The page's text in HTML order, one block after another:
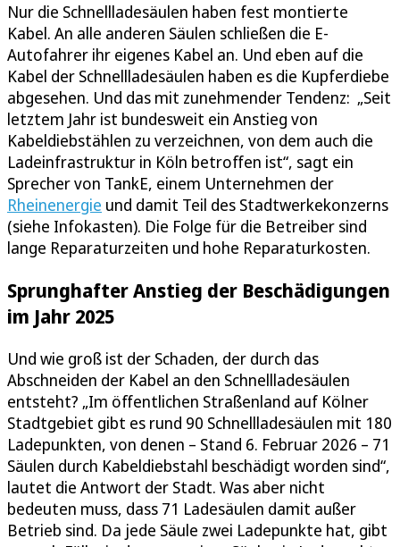
Nur die Schnellladesäulen haben fest montierte
Kabel. An alle anderen Säulen schließen die E-
Autofahrer ihr eigenes Kabel an. Und eben auf die
Kabel der Schnellladesäulen haben es die Kupferdiebe
abgesehen. Und das mit zunehmender Tendenz: „Seit
letztem Jahr ist bundesweit ein Anstieg von
Kabeldiebstählen zu verzeichnen, von dem auch die
Ladeinfrastruktur in Köln betroffen ist“, sagt ein
Sprecher von TankE, einem Unternehmen der
Rheinenergie und damit Teil des Stadtwerkekonzerns
(siehe Infokasten). Die Folge für die Betreiber sind
lange Reparaturzeiten und hohe Reparaturkosten.
Sprunghafter Anstieg der Beschädigungen
im Jahr 2025
Und wie groß ist der Schaden, der durch das
Abschneiden der Kabel an den Schnellladesäulen
entsteht? „Im öffentlichen Straßenland auf Kölner
Stadtgebiet gibt es rund 90 Schnellladesäulen mit 180
Ladepunkten, von denen – Stand 6. Februar 2026 – 71
Säulen durch Kabeldiebstahl beschädigt worden sind“,
lautet die Antwort der Stadt. Was aber nicht
bedeuten muss, dass 71 Ladesäulen damit außer
Betrieb sind. Da jede Säule zwei Ladepunkte hat, gibt